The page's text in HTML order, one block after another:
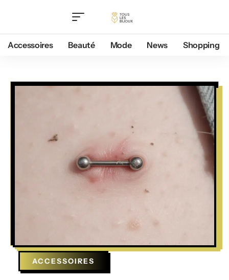
Accessoires Beauté Mode News Shopping
ACCESSOIRES